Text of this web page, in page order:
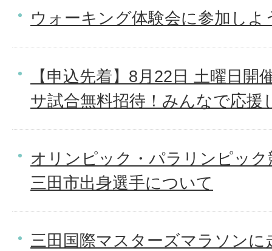
ウォーキング体験会に参加しよ
【申込先着】8月22日 土曜日
サ試合無料招待！みんなで応援
オリンピック・パラリンピッ
三田市出身選手について
三田国際マスターズマラソン